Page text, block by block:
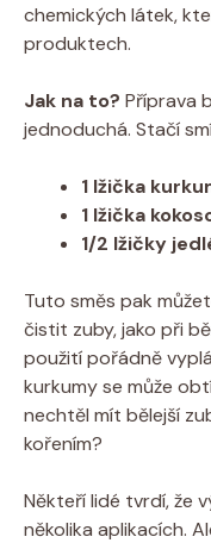
chemických látek,
produktech.
Jak na to? Příprava
jednoduchá. Stačí
1 lžička
1 lžička
1/2 lžičky
Tuto směs pak
čistit zuby, jako při
použití pořádně
kurkumy se může
nechtěl mít bělejší
kořením?
Někteří lidé tvrdí, že
několika aplikacích.